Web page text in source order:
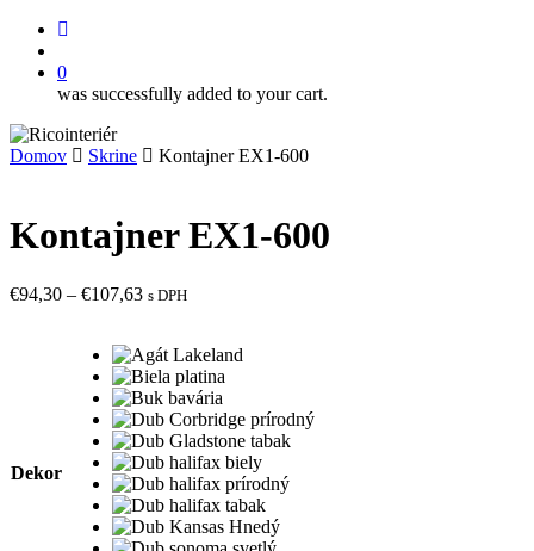
facebook
0
was successfully added to your cart.
Domov Skrine Kontajner EX1-600
Kontajner EX1-600
€94,30 – €107,63Price
through
€107,63
s DPH
Dekor